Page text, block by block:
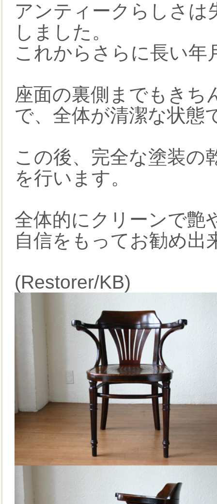
アンティークらしさは
しました。
これからさらに長い年
座面の裏側までもきち
で、全体が清潔な状態
この後、完全な塗装の
を行います。
全体的にクリーンで艶
自信をもってお勧め出
(Restorer/KB)